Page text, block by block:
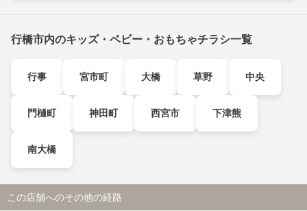
行橋市内のキッズ・ベビー・おもちゃチラシ一覧
行事 宮市町 大橋 草野 中央
門樋町 神田町 西宮市 下津熊
南大橋
この店舗へのその他の経路